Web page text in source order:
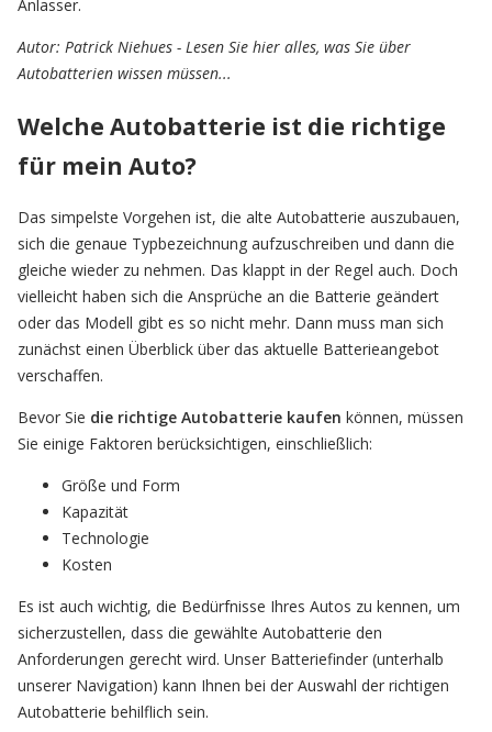
Anlasser.
Autor: Patrick Niehues - Lesen Sie hier alles, was Sie über
Autobatterien wissen müssen...
Welche Autobatterie ist die richtige
für mein Auto?
Das simpelste Vorgehen ist, die alte Autobatterie auszubauen,
sich die genaue Typbezeichnung aufzuschreiben und dann die
gleiche wieder zu nehmen. Das klappt in der Regel auch. Doch
vielleicht haben sich die Ansprüche an die Batterie geändert
oder das Modell gibt es so nicht mehr. Dann muss man sich
zunächst einen Überblick über das aktuelle Batterieangebot
verschaffen.
Bevor Sie die richtige Autobatterie kaufen können, müssen
Sie einige Faktoren berücksichtigen, einschließlich:
Größe und Form
Kapazität
Technologie
Kosten
Es ist auch wichtig, die Bedürfnisse Ihres Autos zu kennen, um
sicherzustellen, dass die gewählte Autobatterie den
Anforderungen gerecht wird. Unser Batteriefinder (unterhalb
unserer Navigation) kann Ihnen bei der Auswahl der richtigen
Autobatterie behilflich sein.